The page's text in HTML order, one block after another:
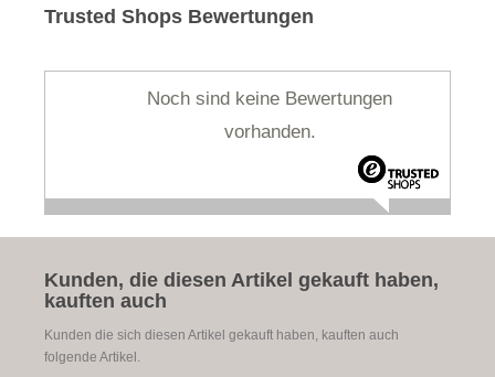
Trusted Shops Bewertungen
Noch sind keine Bewertungen
vorhanden.
Kunden, die diesen Artikel gekauft haben,
kauften auch
Kunden die sich diesen Artikel gekauft haben, kauften auch
folgende Artikel.